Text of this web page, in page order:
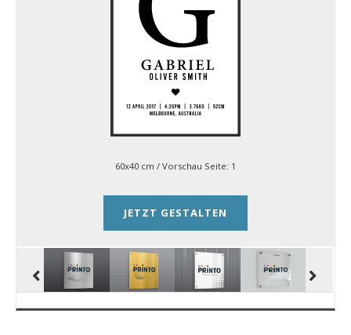
60x40 cm / Vorschau Seite: 1
JETZT GESTALTEN